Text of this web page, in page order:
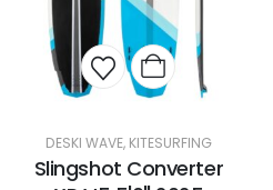
DESKI WAVE, KITESURFING
Slingshot Converter